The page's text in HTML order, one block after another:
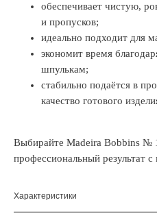
обеспечивает чистую,
и пропусков;
идеально подходит для
экономит время
шпулькам;
стабильно подаётся в
качество готового
Выбирайте Madeira Bobbins №
профессиональный результат
Характеристики